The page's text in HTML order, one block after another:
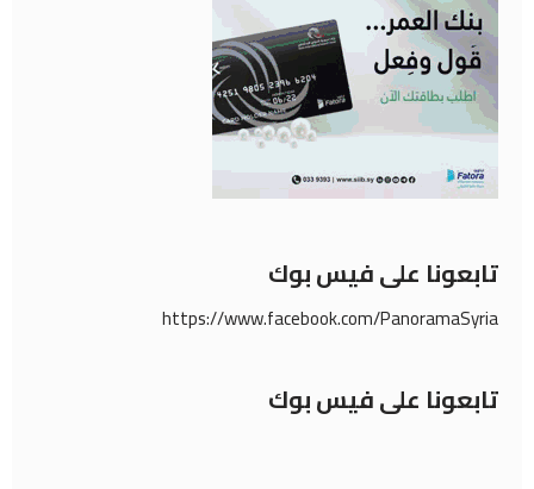
تابعونا على فيس بوك
https://www.facebook.com/PanoramaSyria
تابعونا على فيس بوك